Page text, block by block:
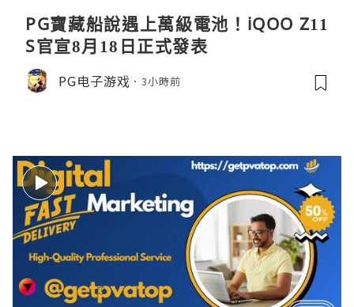
PG寶藏船說遇上萬級電池！iQOO Z11
S官宣8月18日正式發表
PG电子游戏 3小時前